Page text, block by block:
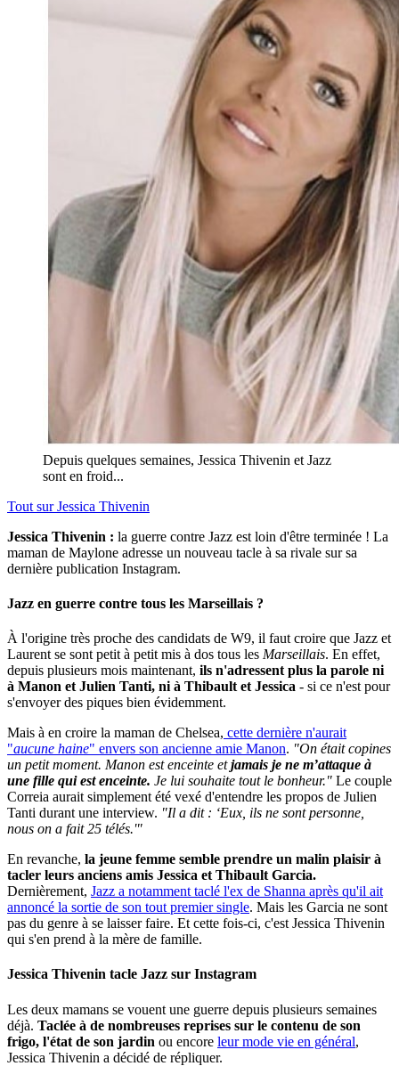
Depuis quelques semaines, Jessica Thivenin et Jazz
sont en froid...
Tout surJessica Thivenin
Jessica Thivenin : la guerre contre Jazz est loin d'être terminée ! La
maman de Maylone adresse un nouveau tacle à sa rivale sur sa
dernière publication Instagram.
Jazz en guerre contre tous les Marseillais ?
À l'origine très proche des candidats de W9, il faut croire que Jazz et
Laurent se sont petit à petit mis à dos tous les Marseillais. En effet,
depuis plusieurs mois maintenant, ils n'adressent plus la parole ni
à Manon et Julien Tanti, ni à Thibault et Jessica - si ce n'est pour
s'envoyer des piques bien évidemment.
Mais à en croire la maman de Chelsea, cette dernière n'aurait
"aucune haine" envers son ancienne amie Manon. "On était copines
un petit moment. Manon est enceinte etjamais je ne m’attaque à
une fille qui est enceinte. Je lui souhaite tout le bonheur." Le couple
Correia aurait simplement été vexé d'entendre les propos de Julien
Tanti durant une interview. "Il a dit : ‘Eux, ils ne sont personne,
nous on a fait 25 télés.'"
En revanche, la jeune femme semble prendre un malin plaisir à
tacler leurs anciens amis Jessica et Thibault Garcia.
Dernièrement, Jazz a notamment taclé l'ex de Shanna après qu'il ait
annoncé la sortie de son tout premier single. Mais les Garcia ne sont
pas du genre à se laisser faire. Et cette fois-ci, c'est Jessica Thivenin
qui s'en prend à la mère de famille.
Jessica Thivenin tacle Jazz sur Instagram
Les deux mamans se vouent une guerre depuis plusieurs semaines
déjà. Taclée à de nombreuses reprises sur le contenu de son
frigo, l'état de son jardin ou encore leur mode vie en général,
Jessica Thivenin a décidé de répliquer.